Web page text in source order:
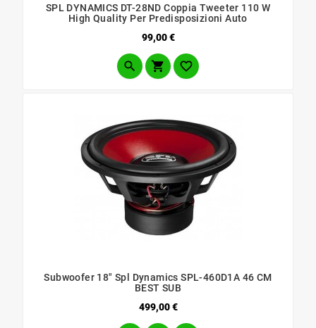
SPL DYNAMICS DT-28ND Coppia Tweeter 110 W
High Quality Per Predisposizioni Auto
99,00 €Prezzo
  
Subwoofer 18" Spl Dynamics SPL-460D1A 46 CM
BEST SUB
499,00 €Prezzo